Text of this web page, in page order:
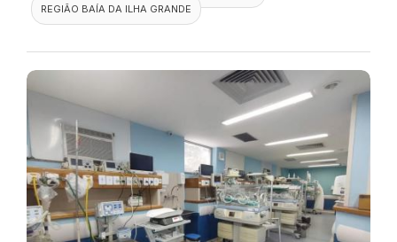
REGIÃO BAÍA DA ILHA GRANDE